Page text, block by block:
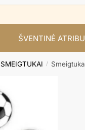
ŠVENTINĖ
SMEIGTUKAI /